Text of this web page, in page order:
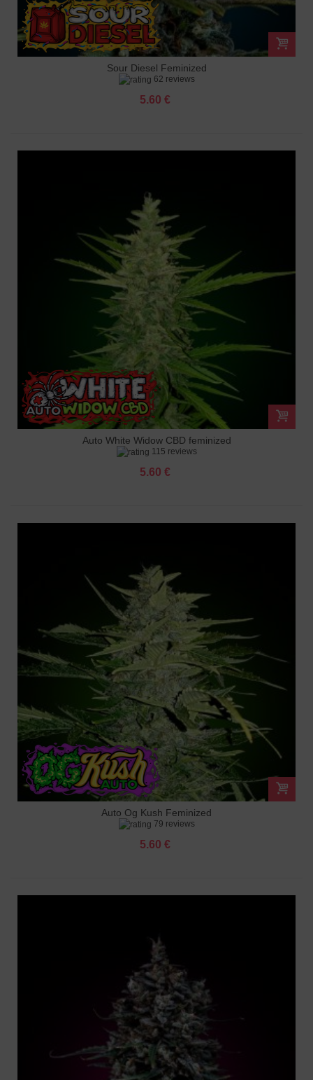
Sour Diesel Feminized
62 reviews
5.60 €
Auto White Widow CBD feminized
115 reviews
5.60 €
Auto Og Kush Feminized
79 reviews
5.60 €